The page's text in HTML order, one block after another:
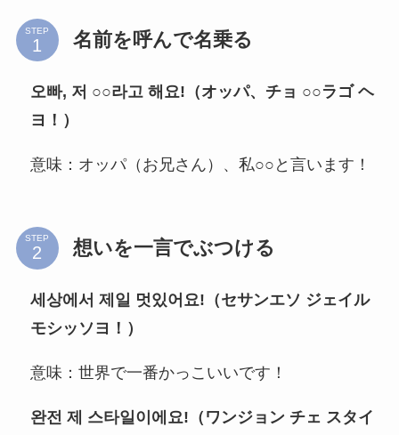
STEP 名前を呼んで名乗る
오빠, 저 ○○라고 해요!（オッパ、チョ ○○ラゴ ヘ
ヨ！）
意味：オッパ（お兄さん）、私○○と言います！
STEP 想いを一言でぶつける
세상에서 제일 멋있어요!（セサンエソ ジェイル
モシッソヨ！）
意味：世界で一番かっこいいです！
완전 제 스타일이에요!（ワンジョン チェ スタイ